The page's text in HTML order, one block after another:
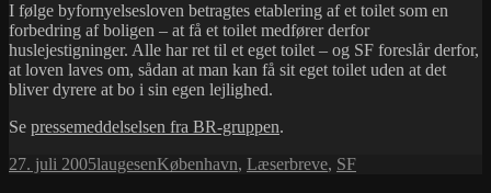
I følge byfornyelsesloven betragtes etablering af et toilet som en
forbedring af boligen – at få et toilet medfører derfor
huslejestigninger. Alle har ret til et eget toilet – og SF foreslår derfor,
at loven laves om, sådan at man kan få sit eget toilet uden at det
bliver dyrere at bo i sin egen lejlighed.
Se pressemeddelselsen fra BR-gruppen.
Udgivet
27. juli 2005Forfatter
laugesenKategorier
København, Læserbreve, SF